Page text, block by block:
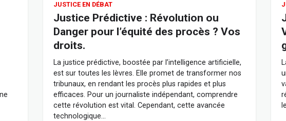
JUSTICE EN DÉBAT
Justice Prédictive : Révolution ou
Danger pour l’équité des procès ? Vos
droits.
La justice prédictive, boostée par l’intelligence artificielle,
est sur toutes les lèvres. Elle promet de transformer nos
tribunaux, en rendant les procès plus rapides et plus
efficaces. Pour un journaliste indépendant, comprendre
cette révolution est vital. Cependant, cette avancée
technologique…